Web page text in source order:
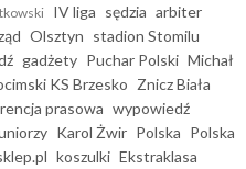
IV liga sędzia arbiter
Olsztyn stadion Stomilu
gadżety Puchar Polski Michał
KS Brzesko Znicz Biała
prasowa wypowiedź
Karol Żwir Polska Polska
koszulki Ekstraklasa